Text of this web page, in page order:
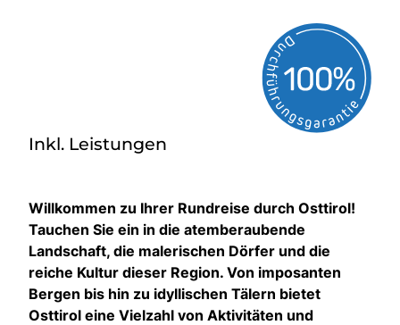
Inkl. Leistungen
Willkommen zu Ihrer Rundreise durch Osttirol!
Tauchen Sie ein in die atemberaubende
Landschaft, die malerischen Dörfer und die
reiche Kultur dieser Region. Von imposanten
Bergen bis hin zu idyllischen Tälern bietet
Osttirol eine Vielzahl von Aktivitäten und